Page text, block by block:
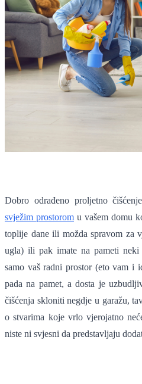
Dobro odrađeno proljetno
svježim prostorom u vašem domu
toplije dane ili možda spravom za
ugla) ili pak imate na pameti
samo vaš radni prostor (eto vam i
pada na pamet, a dosta je
čišćenja skloniti negdje u garažu,
o stvarima koje vrlo vjerojatno
niste ni svjesni da predstavljaju